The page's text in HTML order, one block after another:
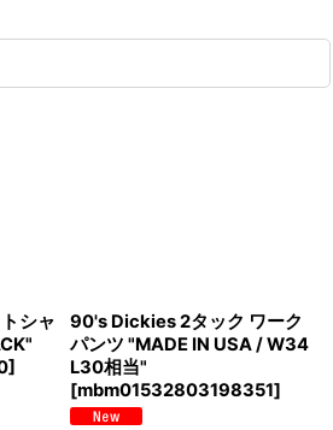
シャ
]
90's Dickies 2タック ワーク
パンツ "MADE IN USA / W34
L30相当"
[mbm01532803198351]